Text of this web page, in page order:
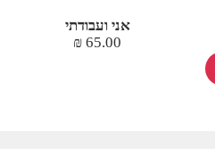
אני ועבודתי
65.00
₪